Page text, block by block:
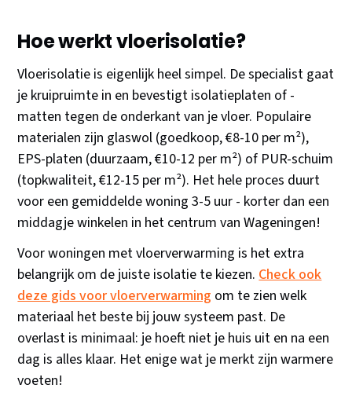
Hoe werkt vloerisolatie?
Vloerisolatie is eigenlijk heel simpel. De specialist gaat
je kruipruimte in en bevestigt isolatieplaten of -
matten tegen de onderkant van je vloer. Populaire
materialen zijn glaswol (goedkoop, €8-10 per m²),
EPS-platen (duurzaam, €10-12 per m²) of PUR-schuim
(topkwaliteit, €12-15 per m²). Het hele proces duurt
voor een gemiddelde woning 3-5 uur - korter dan een
middagje winkelen in het centrum van Wageningen!
Voor woningen met vloerverwarming is het extra
belangrijk om de juiste isolatie te kiezen.Check ook
deze gids voor vloerverwarming om te zien welk
materiaal het beste bij jouw systeem past. De
overlast is minimaal: je hoeft niet je huis uit en na een
dag is alles klaar. Het enige wat je merkt zijn warmere
voeten!